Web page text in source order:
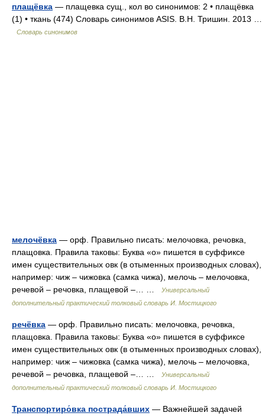
плащёвка — плащевка сущ., кол во синонимов: 2 • плащёвка
(1) • ткань (474) Словарь синонимов ASIS. В.Н. Тришин. 2013 …
Словарь синонимов
мелочёвка — орф. Правильно писать: мелочовка, речовка,
плащовка. Правила таковы: Буква «о» пишется в суффиксе
имен существительных овк (в отыменных производных словах),
например: чиж – чижовка (самка чижа), мелочь – мелочовка,
речевой – речовка, плащевой –… …
Универсальный
дополнительный практический толковый словарь И. Мостицкого
речёвка — орф. Правильно писать: мелочовка, речовка,
плащовка. Правила таковы: Буква «о» пишется в суффиксе
имен существительных овк (в отыменных производных словах),
например: чиж – чижовка (самка чижа), мелочь – мелочовка,
речевой – речовка, плащевой –… …
Универсальный
дополнительный практический толковый словарь И. Мостицкого
Транспортиро́вка пострада́вших — Важнейшей задачей